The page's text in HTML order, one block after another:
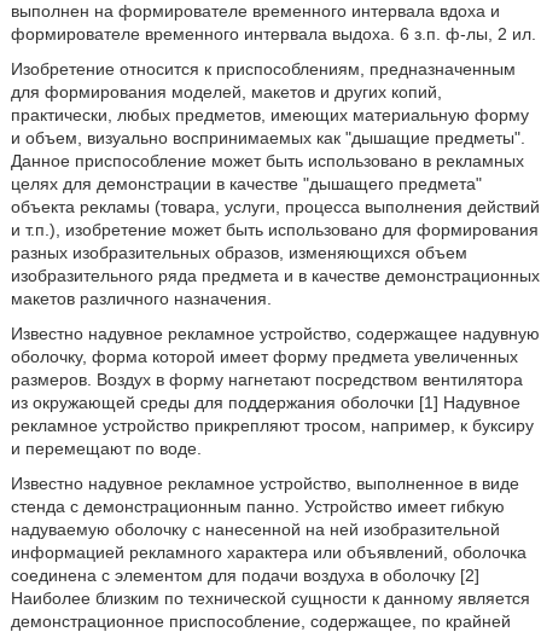
выполнен на формирователе временного интервала вдоха и
формирователе временного интервала выдоха. 6 з.п. ф-лы, 2 ил.
Изобретение относится к приспособлениям, предназначенным
для формирования моделей, макетов и других копий,
практически, любых предметов, имеющих материальную форму
и объем, визуально воспринимаемых как "дышащие предметы".
Данное приспособление может быть использовано в рекламных
целях для демонстрации в качестве "дышащего предмета"
объекта рекламы (товара, услуги, процесса выполнения действий
и т.п.), изобретение может быть использовано для формирования
разных изобразительных образов, изменяющихся объем
изобразительного ряда предмета и в качестве демонстрационных
макетов различного назначения.
Известно надувное рекламное устройство, содержащее надувную
оболочку, форма которой имеет форму предмета увеличенных
размеров. Воздух в форму нагнетают посредством вентилятора
из окружающей среды для поддержания оболочки [1] Надувное
рекламное устройство прикрепляют тросом, например, к буксиру
и перемещают по воде.
Известно надувное рекламное устройство, выполненное в виде
стенда с демонстрационным панно. Устройство имеет гибкую
надуваемую оболочку с нанесенной на ней изобразительной
информацией рекламного характера или объявлений, оболочка
соединена с элементом для подачи воздуха в оболочку [2]
Наиболее близким по технической сущности к данному является
демонстрационное приспособление, содержащее, по крайней